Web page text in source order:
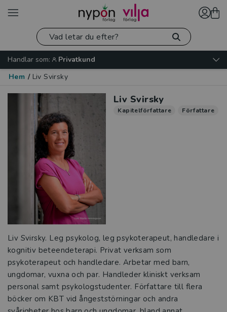
Handlar som:
Privatkund
Hem / Liv Svirsky
Liv Svirsky
Kapitelförfattare Författare
Liv Svirsky. Leg psykolog, leg psykoterapeut, handledare i
kognitiv beteendeterapi. Privat verksam som
psykoterapeut och handledare. Arbetar med barn,
ungdomar, vuxna och par. Handleder kliniskt verksam
personal samt psykologstudenter. Författare till flera
böcker om KBT vid ångeststörningar och andra